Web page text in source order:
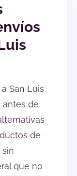
San Luis
antes de
de
que no